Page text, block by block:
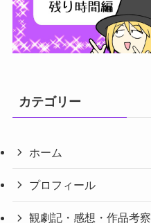
カテゴリー
ホーム
プロフィール
観劇記・感想・作品考察